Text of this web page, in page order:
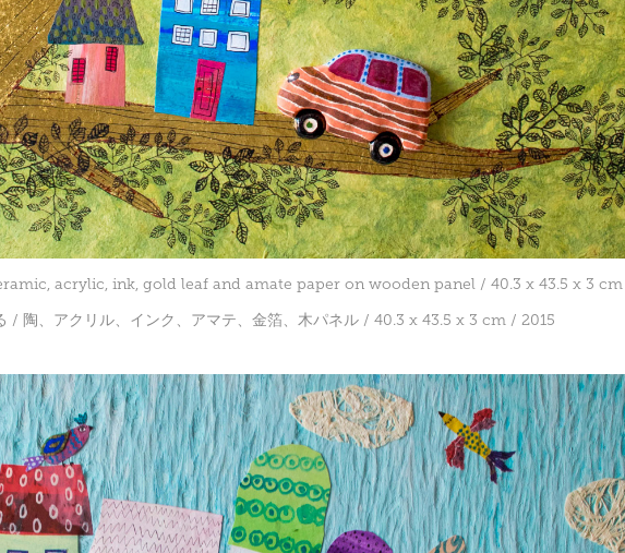
acrylic, ink, gold leaf and amate paper on wooden panel / 40.3 x 43.5 x 3 cm
/ 陶、アクリル、インク、アマテ、金箔、木パネル / 40.3 x 43.5 x 3 cm / 2015